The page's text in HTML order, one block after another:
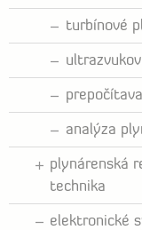
turbínové
analýza
plynárenská
technika
elektronické